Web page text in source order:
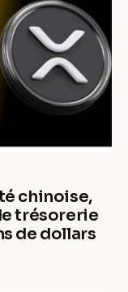
chinoise,
trésorerie
de dollars